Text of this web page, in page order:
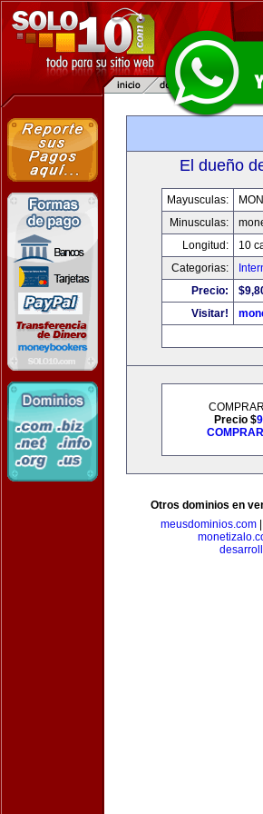
El dueño
Mayusculas:
Minusculas:
Longitud:
10
Categorias:
Precio:
Visitar!
Precio $
Otros dominios en
meusdominios.com|